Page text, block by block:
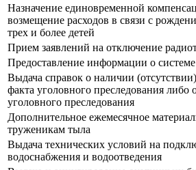
Назначение единовременной
возмещение расходов в связи с
трех и более детей
Прием заявлений на отключение
Предоставление информации о
Выдача справок о наличии
факта уголовного преследования либо
уголовного преследования
Дополнительное ежемесячное
труженикам тыла
Выдача технических условий на
водоснабжения и водоотведения